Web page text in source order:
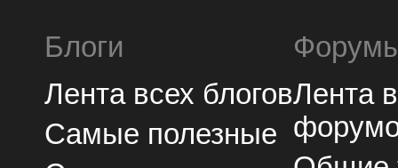
Блоги
Лента всех блогов
Самые полезные
Лента